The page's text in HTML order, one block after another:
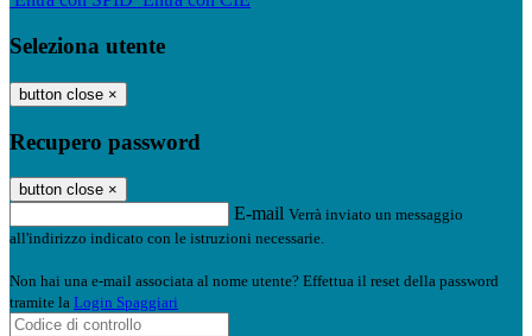
Seleziona utente
button close ×
Recupero password
button close ×
E-mail Verrà inviato un messaggio
all'indirizzo indicato con le istruzioni necessarie.
Non hai una e-mail associata al nome utente? Effettua il reset della password
tramite la Login Spaggiari